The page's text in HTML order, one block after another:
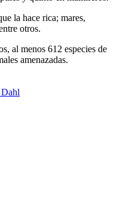
la hace rica; mares,
otros.
al menos 612 especies de
amenazadas.